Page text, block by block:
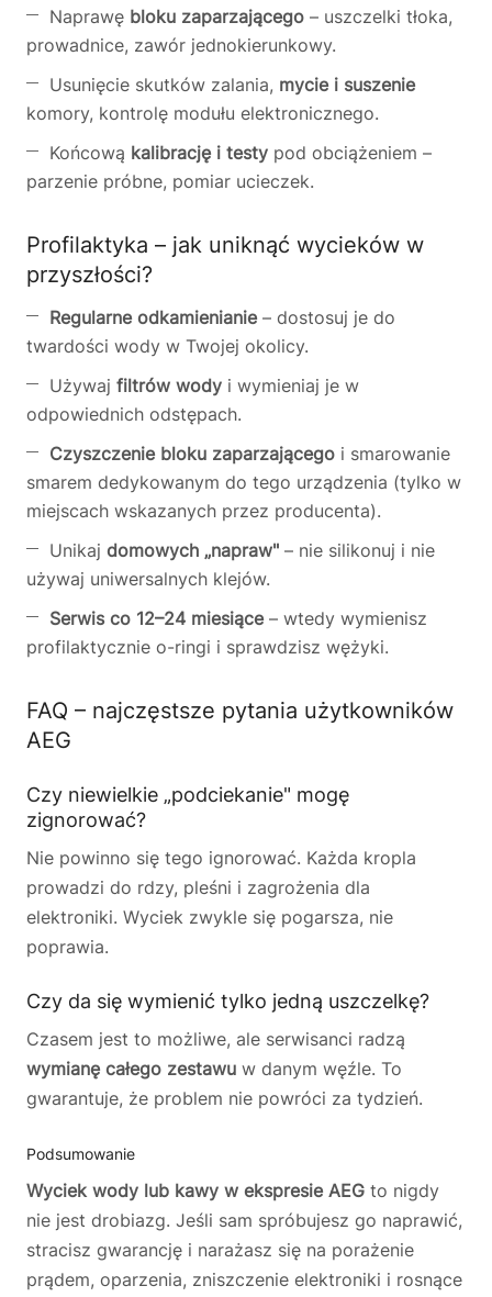
Naprawę bloku zaparzającego – uszczelki tłoka,
prowadnice, zawór jednokierunkowy.
Usunięcie skutków zalania, mycie i suszenie
komory, kontrolę modułu elektronicznego.
Końcową kalibrację i testy pod obciążeniem –
parzenie próbne, pomiar ucieczek.
Profilaktyka – jak uniknąć wycieków w
przyszłości?
Regularne odkamienianie– dostosuj je do
twardości wody w Twojej okolicy.
Używaj filtrów wody i wymieniaj je w
odpowiednich odstępach.
Czyszczenie bloku zaparzającego i smarowanie
smarem dedykowanym do tego urządzenia (tylko w
miejscach wskazanych przez producenta).
Unikaj domowych „napraw" – nie silikonuj i nie
używaj uniwersalnych klejów.
Serwis co 12–24 miesiące– wtedy wymienisz
profilaktycznie o-ringi i sprawdzisz wężyki.
FAQ – najczęstsze pytania użytkowników
AEG
Czy niewielkie „podciekanie" mogę
zignorować?
Nie powinno się tego ignorować. Każda kropla
prowadzi do rdzy, pleśni i zagrożenia dla
elektroniki. Wyciek zwykle się pogarsza, nie
poprawia.
Czy da się wymienić tylko jedną uszczelkę?
Czasem jest to możliwe, ale serwisanci radzą
wymianę całego zestawu w danym węźle. To
gwarantuje, że problem nie powróci za tydzień.
Podsumowanie
Wyciek wody lub kawy w ekspresie AEG to nigdy
nie jest drobiazg. Jeśli sam spróbujesz go naprawić,
stracisz gwarancję i narażasz się na porażenie
prądem, oparzenia, zniszczenie elektroniki i rosnące